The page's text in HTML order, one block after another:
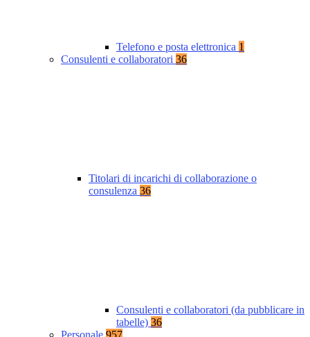
Telefono e posta elettronica 1
Consulenti e collaboratori 36
Titolari di incarichi di collaborazione o
consulenza 36
Consulenti e collaboratori (da pubblicare in
tabelle) 36